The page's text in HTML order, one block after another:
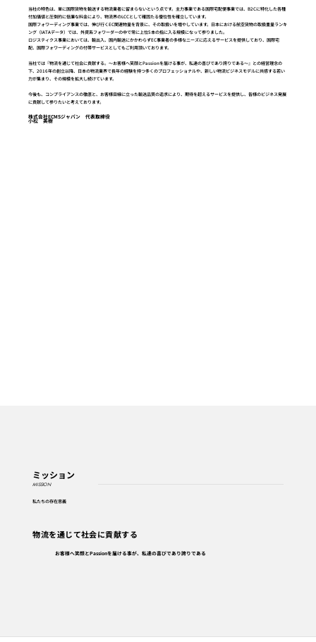
当社の特色は、単に国際貨物を輸送する物流業者に留まらないという点です。主力事業である国際宅配便事業では、B2Cに特化した各種
付加価値と圧倒的に低廉な料金により、物流界のLCCとして確固たる優位性を確立しています。
国際フォワーディング事業では、伸び行くEC関連物量を背景に、その取扱いを増やしています。日本における航空貨物の取扱重量ランキ
ング（IATAデータ）では、外資系フォワーダーの中で常に上位5本の指に入る規模になって参りました。
ロジスティクス事業においては、輸出入、国内輸送にかかわらずEC事業者の多様なニーズに応えるサービスを提供しており、国際宅
配、国際フォワーディングの付帯サービスとしてもご利用頂いております。
当社では『物流を通じて社会に貢献する。～お客様へ笑顔とPassionを届ける事が、私達の喜びであり誇りである～』との経営理念の
下、2016年の創立以降、日本の物流業界で長年の経験を持つ多くのプロフェッショナルや、新しい物流ビジネスモデルに共感する若い
力が集まり、その規模を拡大し続けています。
今後も、コンプライアンスの徹底と、お客様目線に立った輸送品質の追求により、期待を超えるサービスを提供し、皆様のビジネス発展
に貢献して参りたいと考えております。
株式会社ECMSジャパン 代表取締役​
小松 英樹​
ミッション
MISSION
私たちの存在意義
物流を通じて社会に貢献する
お客様へ笑顔とPassionを届ける事が、私達の喜びであり誇りである